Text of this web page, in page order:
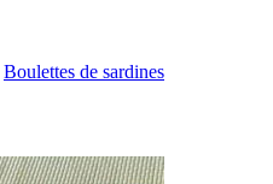
Boulettes de sardines